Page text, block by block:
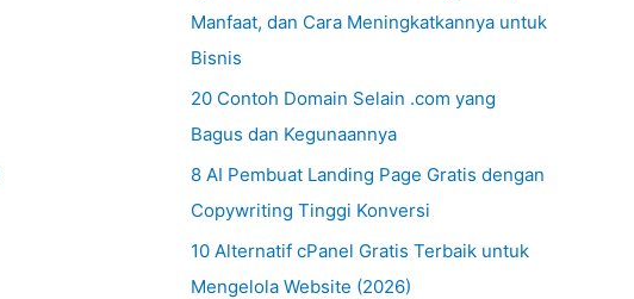
Manfaat, dan Cara Meningkatkannya untuk
Bisnis
20 Contoh Domain Selain .com yang
Bagus dan Kegunaannya
8 AI Pembuat Landing Page Gratis dengan
Copywriting Tinggi Konversi
10 Alternatif cPanel Gratis Terbaik untuk
Mengelola Website (2026)